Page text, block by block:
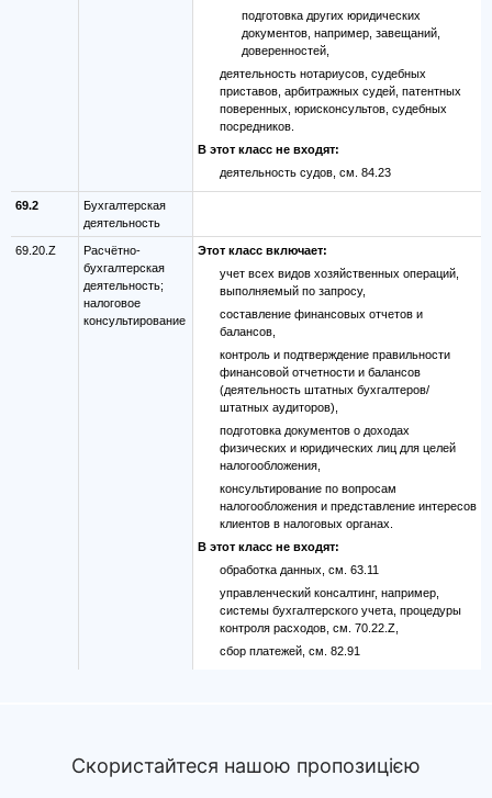
подготовка других юридических
документов, например, завещаний,
доверенностей,
деятельность нотариусов, судебных
приставов, арбитражных судей, патентных
поверенных, юрисконсультов, судебных
посредников.
В этот класс не входят:
деятельность судов, см. 84.23
69.2
Бухгалтерская
деятельность
69.20.Z
Расчётно-
бухгалтерская
деятельность;
налоговое
консультирование
Этот класс включает:
учет всех видов хозяйственных операций,
выполняемый по запросу,
составление финансовых отчетов и
балансов,
контроль и подтверждение правильности
финансовой отчетности и балансов
(деятельность штатных бухгалтеров/
штатных аудиторов),
подготовка документов о доходах
физических и юридических лиц для целей
налогообложения,
консультирование по вопросам
налогообложения и представление интересов
клиентов в налоговых органах.
В этот класс не входят:
обработка данных, см. 63.11
управленческий консалтинг, например,
системы бухгалтерского учета, процедуры
контроля расходов, см. 70.22.Z,
сбор платежей, см. 82.91
Скористайтеся нашою пропозицією